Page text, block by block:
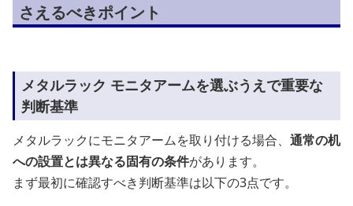
さえるべきポイント
メタルラック モニタアームを選ぶうえで重要な
判断基準
メタルラックにモニタアームを取り付ける場合、 通常の机
への設置とは異なる固有の条件があります。
まず最初に確認すべき判断基準は以下の3点です。